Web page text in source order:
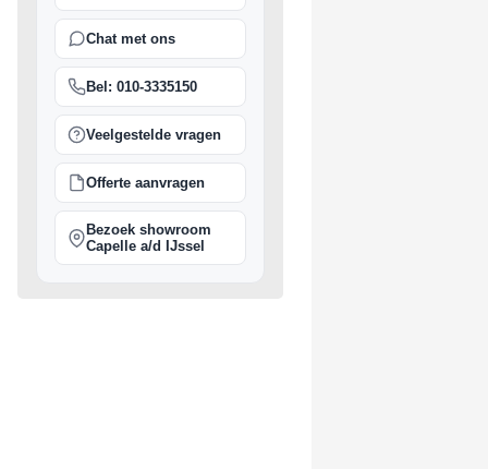
vanaf €150
Chat met ons
Bel: 010-3335150
Veelgestelde vragen
Offerte aanvragen
Bezoek showroom
Capelle a/d IJssel